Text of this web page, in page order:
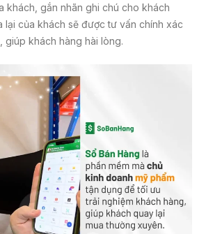
khách, gắn nhãn ghi chú cho khách
lại của khách sẽ được tư vấn chính xác
giúp khách hàng hài lòng.